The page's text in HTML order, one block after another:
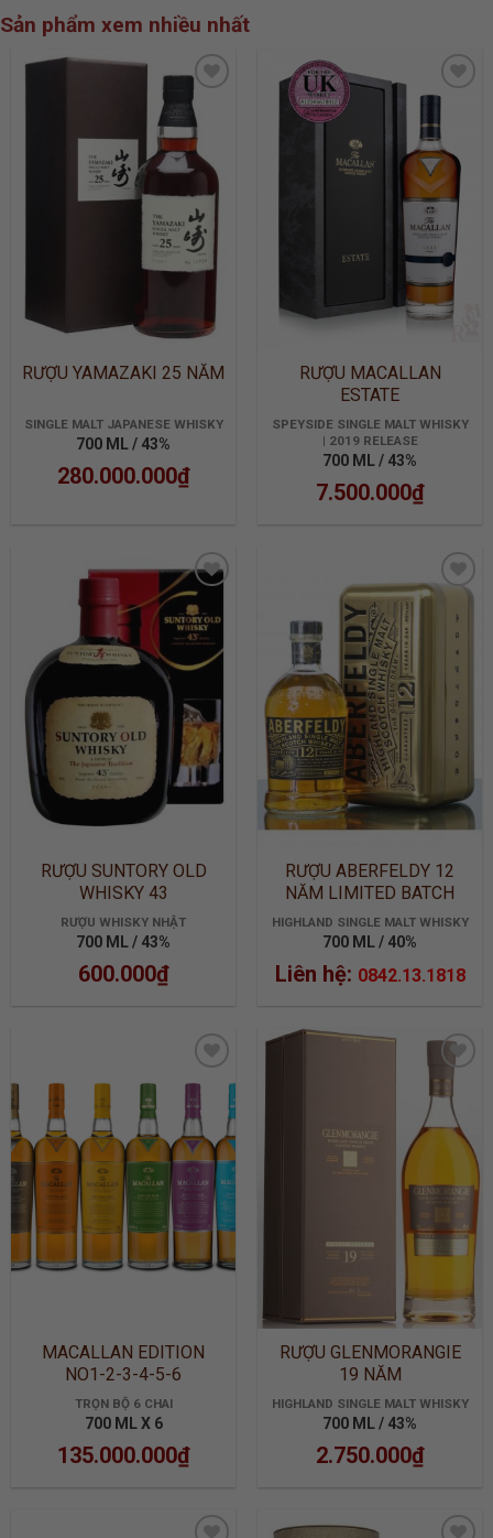
Sản phẩm xem nhiều nhất
ADD TO
WISHLIST
RƯỢU YAMAZAKI 25 NĂM
SINGLE MALT JAPANESE WHISKY
700 ML / 43%
280.000.000₫
ADD TO
WISHLIST
RƯỢU MACALLAN
ESTATE
SPEYSIDE SINGLE MALT WHISKY
| 2019 RELEASE
700 ML / 43%
7.500.000₫
ADD TO
WISHLIST
RƯỢU SUNTORY OLD
WHISKY 43
RƯỢU WHISKY NHẬT
700 ML / 43%
600.000₫
ADD TO
WISHLIST
RƯỢU ABERFELDY 12
NĂM LIMITED BATCH
2905
HIGHLAND SINGLE MALT WHISKY
700 ML / 40%
Liên hệ: 0842.13.1818
ADD TO
WISHLIST
MACALLAN EDITION
NO1-2-3-4-5-6
TRỌN BỘ 6 CHAI
700 ML X 6
135.000.000₫
ADD TO
WISHLIST
RƯỢU GLENMORANGIE
19 NĂM
HIGHLAND SINGLE MALT WHISKY
700 ML / 43%
2.750.000₫